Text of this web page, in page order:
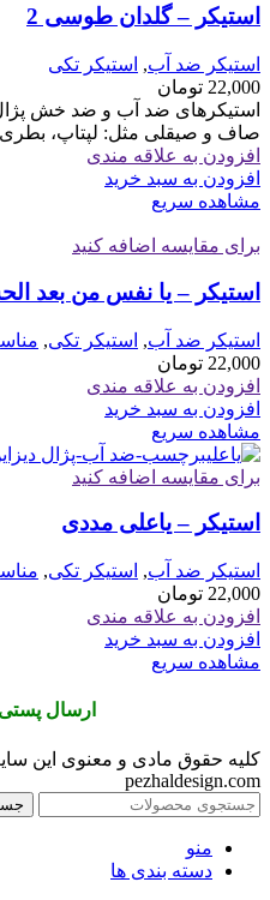
استیکر – گلدان طوسی 2
استیکر ضد آب, استیکر تکی
22,000 تومان
استیکرهای ضد آب و ضد خش
صاف و صیقلی مثل: لپتاپ، بطری
افزودن به علاقه مندی
افزودن به سبد خرید
مشاهده سریع
برای مقایسه اضافه کنید
استیکر – یا نفس من بعد
استیکر ضد آب, استیکر تکی,
22,000 تومان
افزودن به علاقه مندی
افزودن به سبد خرید
مشاهده سریع
برای مقایسه اضافه کنید
استیکر – یاعلی مددی
استیکر ضد آب, استیکر تکی,
22,000 تومان
افزودن به علاقه مندی
افزودن به سبد خرید
مشاهده سریع
ارسال
کلیه حقوق مادی و معنوی این
pezhaldesign.com
منو
دسته بندی ها